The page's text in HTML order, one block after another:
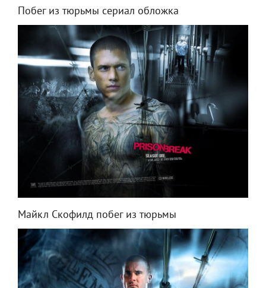
Побег из тюрьмы сериал обложка
Майкл Скофилд побег из тюрьмы